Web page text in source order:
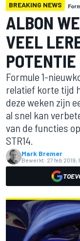
BREAKING NEWS
ALBON
VEEL
Formule 1-
relatief korte tijd
deze weken zijn
al snel kan
van de functies
STR14.
Mark Bremer
Bewerkt: 27 feb 2019,